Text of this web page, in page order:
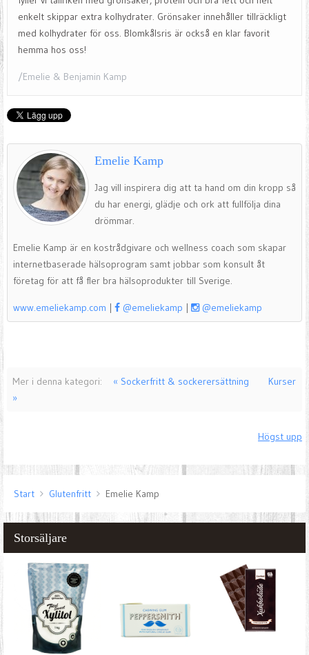
enkelt skippar extra kolhydrater. Grönsaker innehåller tillräckligt
med kolhydrater för oss. Blomkålsris är också en klar favorit
hemma hos oss!
/Emelie & Benjamin Kamp
Emelie Kamp
Jag vill inspirera dig att ta hand om din kropp så
du har energi, glädje och ork att fullfölja dina
drömmar.
Emelie Kamp är en kostrådgivare och wellness coach som skapar
internetbaserade hälsoprogram samt jobbar som konsult åt
företag för att få fler bra hälsoprodukter till Sverige.
www.emeliekamp.com | @emeliekamp | @emeliekamp
Mer i denna kategori: « Sockerfritt & sockerersättning
Kurser
»
Högst upp
Start Glutenfritt Emelie Kamp
Storsäljare